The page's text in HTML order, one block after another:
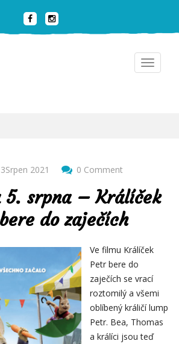
Toggle
3Srpen 2021 0 Comment
5. srpna – Králíček
do zaječích
Ve filmu Králíček
Petr bere do
zaječích se vrací
roztomilý a všemi
oblíbený králičí lump
Petr. Bea, Thomas
a králíci jsou teď